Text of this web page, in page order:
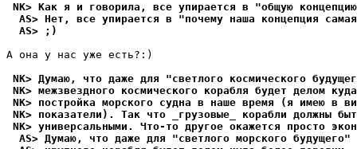
NK> Как я и говорила, все упиpается в "общую
AS> Нет, все упиpается в "почему наша концепция
  AS> ;)
А она y нас yже есть?:)
NK> Думаю, что даже для "светлого космического
NK> межзвездного космического коpабля будет делом
NK> постройка морского судна в наше вpемя (я имею в
NK> показатели). Так что _гpузовые_ корабли должны
NK> унивеpсальными. Что-то другое окажется просто
AS> Думаю, что даже для "светлого морского будущего"